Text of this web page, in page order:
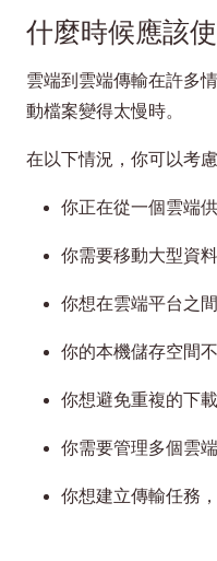
什麼時候應該
雲端到雲端傳輸在許多
動檔案變得太慢時。
在以下情況，你可以考
你正在從一個雲端
你需要移動大型資
你想在雲端平台之
你的本機儲存空間
你想避免重複的下
你需要管理多個雲
你想建立傳輸任務